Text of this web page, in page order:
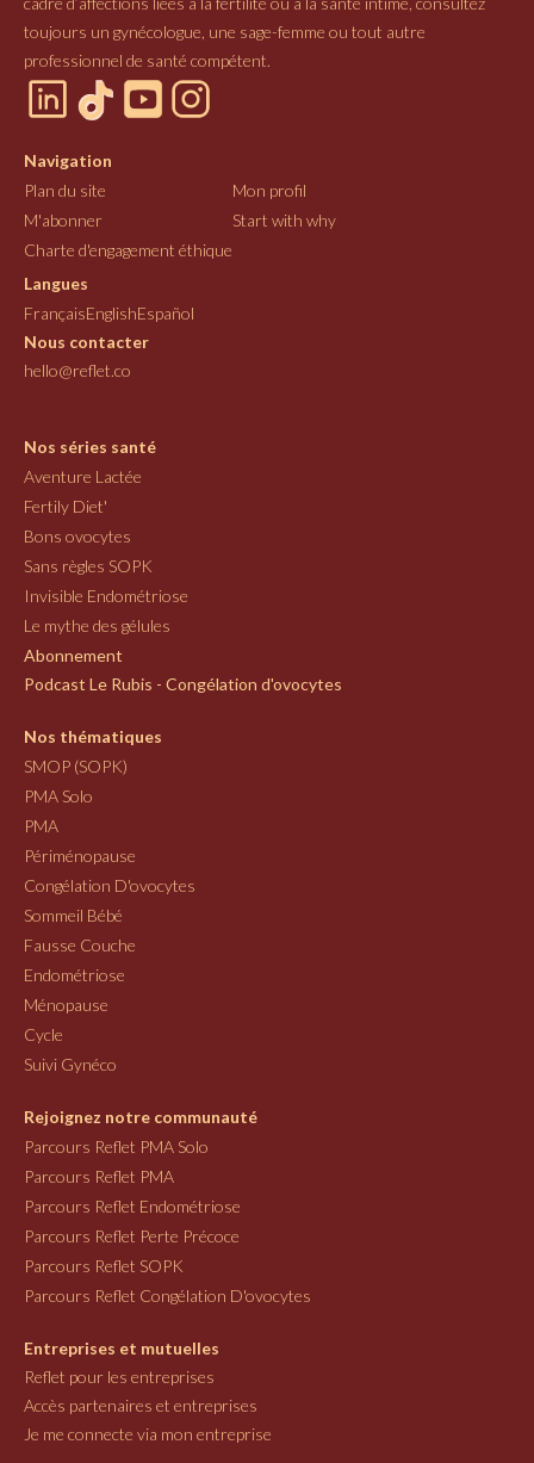
toujours un gynécologue, une sage-femme ou tout autre
professionnel de santé compétent.
Navigation
Plan du site
Mon profil
M'abonner
Start with why
Charte d'engagement éthique
Langues
FrançaisEnglishEspañol
Nous contacter
hello@reflet.co
Nos séries santé
Aventure Lactée
Fertily Diet'
Bons ovocytes
Sans règles SOPK
Invisible Endométriose
Le mythe des gélules
Abonnement
Podcast Le Rubis - Congélation d'ovocytes
Nos thématiques
SMOP (SOPK)
PMA Solo
PMA
Périménopause
Congélation D'ovocytes
Sommeil Bébé
Fausse Couche
Endométriose
Ménopause
Cycle
Suivi Gynéco
Rejoignez notre communauté
Parcours Reflet PMA Solo
Parcours Reflet PMA
Parcours Reflet Endométriose
Parcours Reflet Perte Précoce
Parcours Reflet SOPK
Parcours Reflet Congélation D'ovocytes
Entreprises et mutuelles
Reflet pour les entreprises
Accès partenaires et entreprises
Je me connecte via mon entreprise